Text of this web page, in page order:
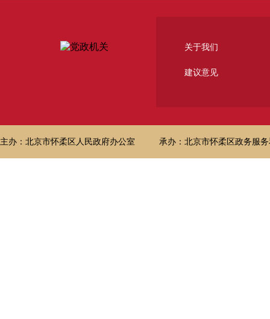
关于我们
建议意见
主办：北京市怀柔区人民政府办公室 承办：北京市怀柔区政务服